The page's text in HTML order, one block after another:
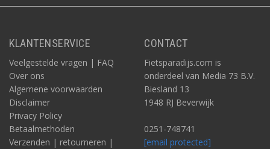
KLANTENSERVICE
Veelgestelde vragen | FAQ
Over ons
Algemene voorwaarden
Disclaimer
Privacy Policy
Betaalmethoden
Verzenden | retourneren |
CONTACT
Fietsparadijs.com is
onderdeel van Media 73 B.V.
Biesland 13
1948 RJ Beverwijk
0251-748741
[email protected]